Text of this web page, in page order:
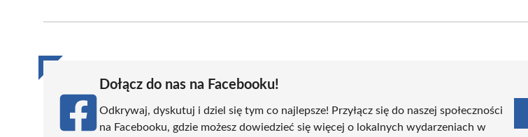
(Twitter)
Dołącz do nas na Facebooku!
Odkrywaj, dyskutuj i dziel się tym co najlepsze! Przyłącz się do naszej społeczności
na Facebooku, gdzie możesz dowiedzieć się więcej o lokalnych wydarzeniach w